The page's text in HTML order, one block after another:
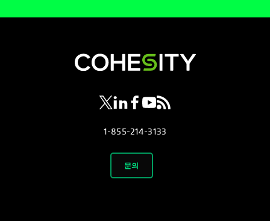
opens in a new tab
opens in a new tab
opens in a new tab
opens in a new tab
opens in a new tab
1-855-214-3133
문의